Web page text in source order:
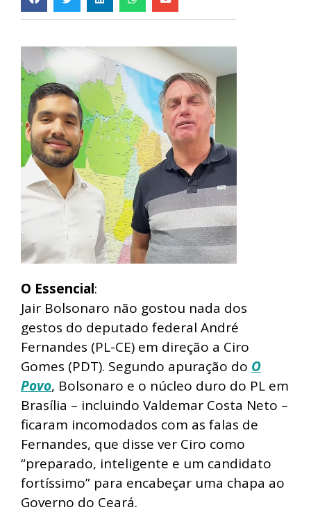
O Essencial:
Jair Bolsonaro não gostou nada dos
gestos do deputado federal André
Fernandes (PL-CE) em direção a Ciro
Gomes (PDT). Segundo apuração do O
Povo, Bolsonaro e o núcleo duro do PL em
Brasília – incluindo Valdemar Costa Neto –
ficaram incomodados com as falas de
Fernandes, que disse ver Ciro como
“preparado, inteligente e um candidato
fortíssimo” para encabeçar uma chapa ao
Governo do Ceará.